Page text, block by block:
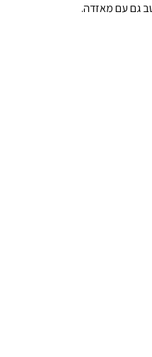
גם עם מאזדה.